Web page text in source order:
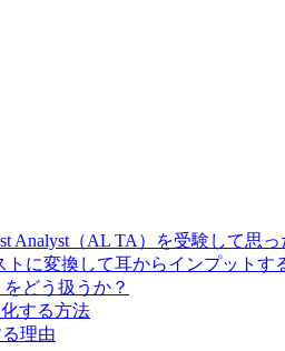
Analyst（AL TA）を受験して思っ
に変換して耳からインプットす
どう扱うか？
する方法
理由